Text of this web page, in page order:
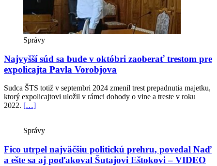
Správy
Najvyšší súd sa bude v októbri zaoberať trestom pre
expolicajta Pavla Vorobjova
Sudca ŠTS totiž v septembri 2024 zmenil trest prepadnutia majetku,
ktorý expolicajtovi uložil v rámci dohody o vine a treste v roku
2022. […]
Správy
Fico utrpel najväčšiu politickú prehru, povedal Naď
a ešte sa aj poďakoval Šutajovi Eštokovi – VIDEO